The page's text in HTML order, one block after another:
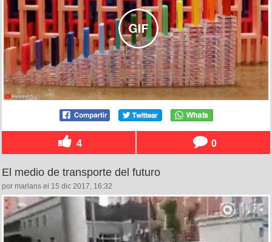
4 0
El medio de transporte del futuro
por marlans el 15 dic 2017, 16:32